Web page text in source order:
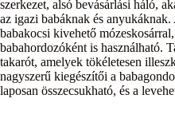
szerkezet, alsó bevásárlási háló,
az igazi babáknak és
babakocsi kivehető
babahordozóként is használható.
takarót, amelyek tökéletesen
nagyszerű kiegészítői a
laposan összecsukható, és a